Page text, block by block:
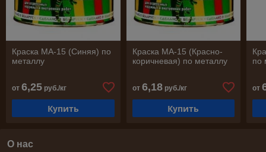
Краска МА-15 (Синяя) по
металлу
от 6,25 руб./кг
Купить
Краска МА-15 (Красно-
коричневая) по металлу
от 6,18руб./кг
Купить
по
от
О нас